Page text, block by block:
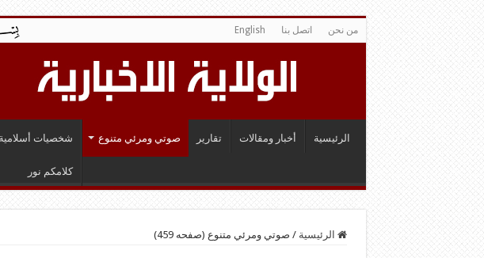
من نحن اتصل بنا English
الرئيسية أخبار ومقالات تقارير صوتي ومرئي متنوع شخصيات أسلامية
كلامكم نور
الرئيسية / صوتي ومرئي متنوع (صفحه 459)